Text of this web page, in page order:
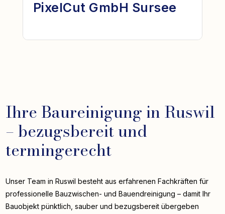
PixelCut GmbH Sursee
Ihre Baureinigung in Ruswil
– bezugsbereit und
termingerecht
Unser Team in Ruswil besteht aus erfahrenen Fachkräften für
professionelle Bauzwischen- und Bauendreinigung – damit Ihr
Bauobjekt pünktlich, sauber und bezugsbereit übergeben